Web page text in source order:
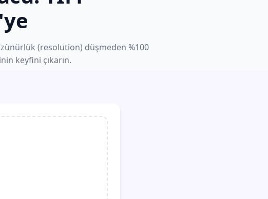
(resolution) düşmeden %100
keyfini çıkarın.